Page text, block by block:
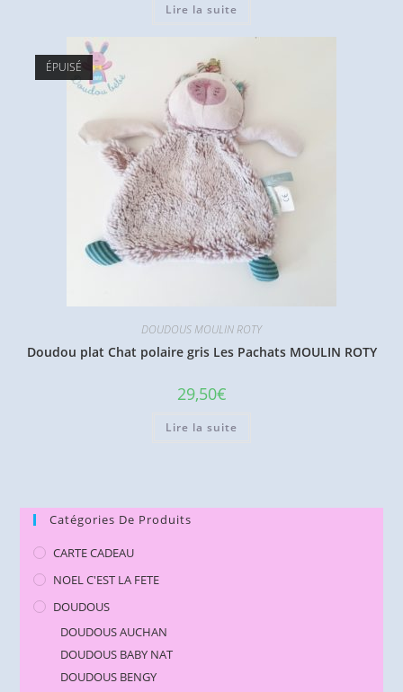
Lire la suite
ÉPUISÉ
DOUDOUS MOULIN ROTY
Doudou plat Chat polaire gris Les Pachats MOULIN ROTY
29,50€
Lire la suite
Catégories De Produits
CARTE CADEAU
NOEL C'EST LA FETE
DOUDOUS
DOUDOUS AUCHAN
DOUDOUS BABY NAT
DOUDOUS BENGY